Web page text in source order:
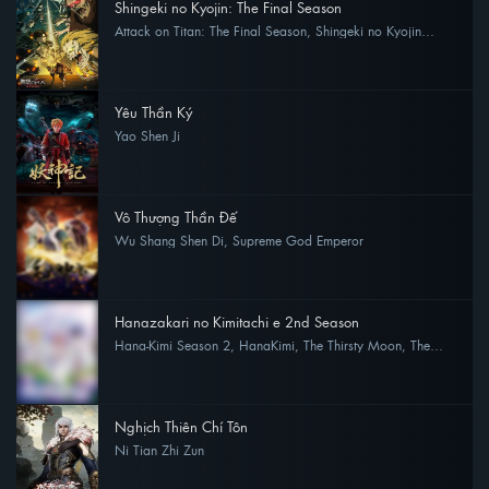
Shingeki no Kyojin: The Final Season
Attack on Titan: The Final Season, Shingeki no Kyojin
Season 4, Attack on Titan Season 4
Yêu Thần Ký
Yao Shen Ji
Vô Thượng Thần Đế
Wu Shang Shen Di, Supreme God Emperor
Hanazakari no Kimitachi e 2nd Season
Hana-Kimi Season 2, HanaKimi, The Thirsty Moon, The
Cage of Summer, Natsu no Ori, Kawaki no Tsuki
Nghịch Thiên Chí Tôn
Ni Tian Zhi Zun